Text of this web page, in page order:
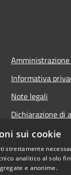
Informativa
Note legali
Dichiarazione di
Piano di
sui cookie
strettamente
analitico al solo
e anonime.